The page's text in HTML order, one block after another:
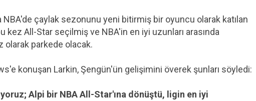
çaylak sezonunu yeni bitirmiş bir oyuncu olarak katılan
kez All-Star seçilmiş ve NBA'in en iyi uzunları arasında
olarak parkede olacak.
konuşan Larkin, Şengün'ün gelişimini överek şunları söyledi:
Alpi bir NBA All-Star'ına dönüştü, ligin en iyi